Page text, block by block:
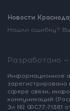
Новости
Нашли ошибку?
Разработано —
Информационное
зарегистрировано
сфере связи,
коммуникаций
Эл № ФС77-71381